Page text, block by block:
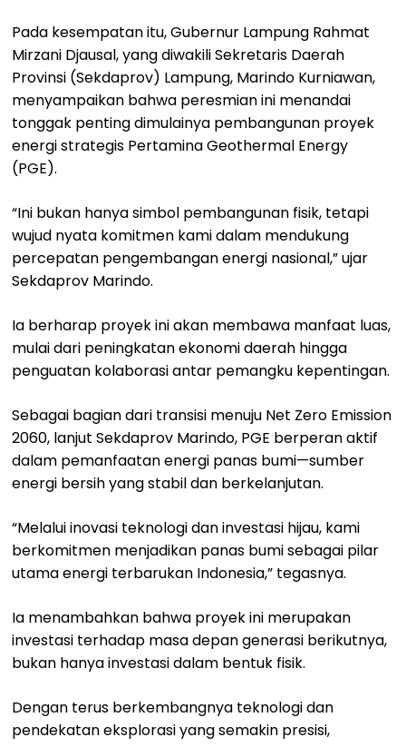
Pada kesempatan itu, Gubernur Lampung Rahmat
Mirzani Djausal, yang diwakili Sekretaris Daerah
Provinsi (Sekdaprov) Lampung, Marindo Kurniawan,
menyampaikan bahwa peresmian ini menandai
tonggak penting dimulainya pembangunan proyek
energi strategis Pertamina Geothermal Energy
(PGE).
“Ini bukan hanya simbol pembangunan fisik, tetapi
wujud nyata komitmen kami dalam mendukung
percepatan pengembangan energi nasional,” ujar
Sekdaprov Marindo.
Ia berharap proyek ini akan membawa manfaat luas,
mulai dari peningkatan ekonomi daerah hingga
penguatan kolaborasi antar pemangku kepentingan.
Sebagai bagian dari transisi menuju Net Zero Emission
2060, lanjut Sekdaprov Marindo, PGE berperan aktif
dalam pemanfaatan energi panas bumi—sumber
energi bersih yang stabil dan berkelanjutan.
“Melalui inovasi teknologi dan investasi hijau, kami
berkomitmen menjadikan panas bumi sebagai pilar
utama energi terbarukan Indonesia,” tegasnya.
Ia menambahkan bahwa proyek ini merupakan
investasi terhadap masa depan generasi berikutnya,
bukan hanya investasi dalam bentuk fisik.
Dengan terus berkembangnya teknologi dan
pendekatan eksplorasi yang semakin presisi,